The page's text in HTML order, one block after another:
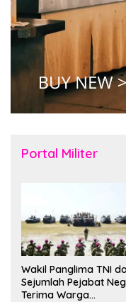
Portal Militer
Wakil Panglima TNI
Sejumlah Pejabat
Terima Warga